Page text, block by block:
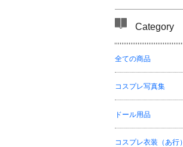
Category
全ての商品
コスプレ写真集
ドール用品
コスプレ衣装（あ行）